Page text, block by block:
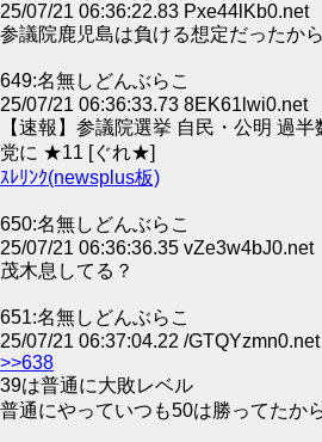
25/07/21 06:36:22.83 Pxe44lKb0.net
参議院鹿児島は負ける想定だったか
649:名無しどんぶらこ
25/07/21 06:36:33.73 8EK61lwi0.net
【速報】参議院選挙 自民・公明 過
党に ★11 [ぐれ★]
ｽﾚﾘﾝｸ(newsplus板)
650:名無しどんぶらこ
25/07/21 06:36:36.35 vZe3w4bJ0.net
茂木息してる？
651:名無しどんぶらこ
25/07/21 06:37:04.22 /GTQYzmn0.net
>>638
39は普通に大敗レベル
普通にやっていつも50は勝ってたか